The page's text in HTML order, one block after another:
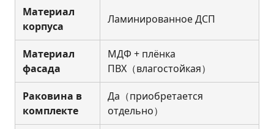
Материал
корпуса
Ламинированное ДСП
Материал
фасада
МДФ + плёнка
ПВХ（влагостойкая）
Раковина в
комплекте
Да（приобретается
отдельно）